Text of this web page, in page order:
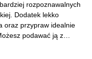
rozpoznawalnych
Dodatek lekko
oraz przypraw idealnie
podawać ją z…